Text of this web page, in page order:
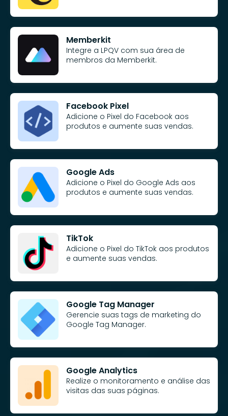
Memberkit
Integre a LPQV com sua área de
membros da Memberkit.
Facebook Pixel
Adicione o Pixel do Facebook aos
produtos e aumente suas vendas.
Google Ads
Adicione o Pixel do Google Ads aos
produtos e aumente suas vendas.
TikTok
Adicione o Pixel do TikTok aos produtos
e aumente suas vendas.
Google Tag Manager
Gerencie suas tags de marketing do
Google Tag Manager.
Google Analytics
Realize o monitoramento e análise das
visitas das suas páginas.